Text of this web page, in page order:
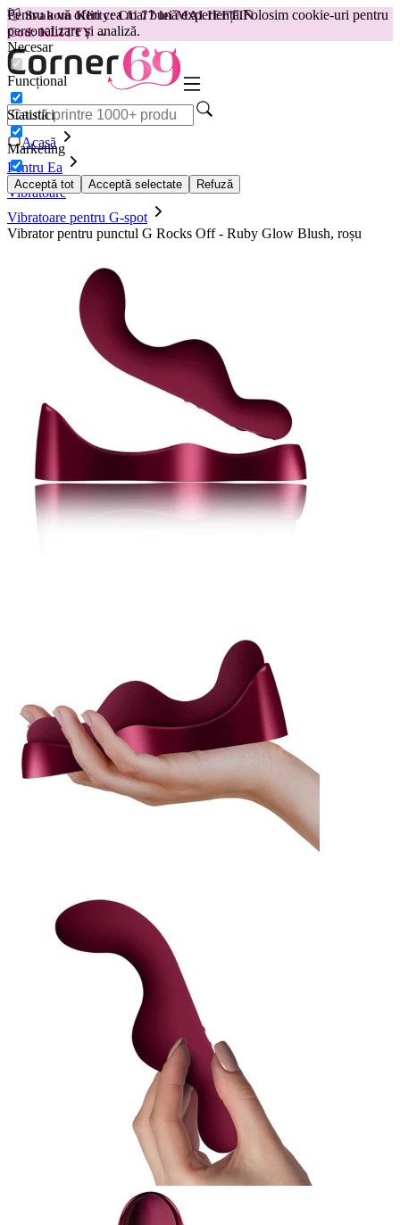
Pentru a vă oferi cea mai bună experiență.Folosim cookie-uri pentru
personalizare și analiză.
Necesar
Funcțional
Statistici
Marketing
Acceptă tot Acceptă selectate Refuză
😽Svakom Klitty: CU 77 lei MAI IEFTIN
Cod: KLITTY →
Acasă
Pentru Ea
Vibratoare
Vibratoare pentru G-spot
Vibrator pentru punctul G Rocks Off - Ruby Glow Blush, roșu